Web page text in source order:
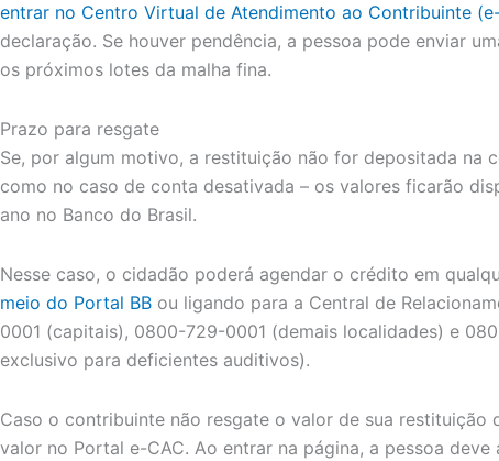
entrar no Centro Virtual de Atendimento ao Contribuinte
declaração. Se houver pendência, a pessoa pode enviar
os próximos lotes da malha fina.
Prazo para resgate
Se, por algum motivo, a restituição não for depositada na
como no caso de conta desativada – os valores ficarão
ano no Banco do Brasil.
Nesse caso, o cidadão poderá agendar o crédito em
meio do Portal BB ou ligando para a Central de
0001 (capitais), 0800-729-0001 (demais localidades) e
exclusivo para deficientes auditivos).
Caso o contribuinte não resgate o valor de sua restituição
valor no Portal e-CAC. Ao entrar na página, a pessoa deve